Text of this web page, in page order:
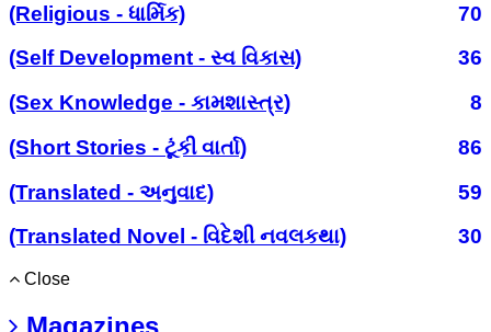
(Religious - ધાર્મિક)
70
(Self Development - સ્વ વિકાસ)
36
(Sex Knowledge - કામશાસ્ત્ર)
8
(Short Stories - ટૂંકી વાર્તા)
86
(Translated - અનુવાદ)
59
(Translated Novel - વિદેશી નવલકથા)
30
Close
Magazines